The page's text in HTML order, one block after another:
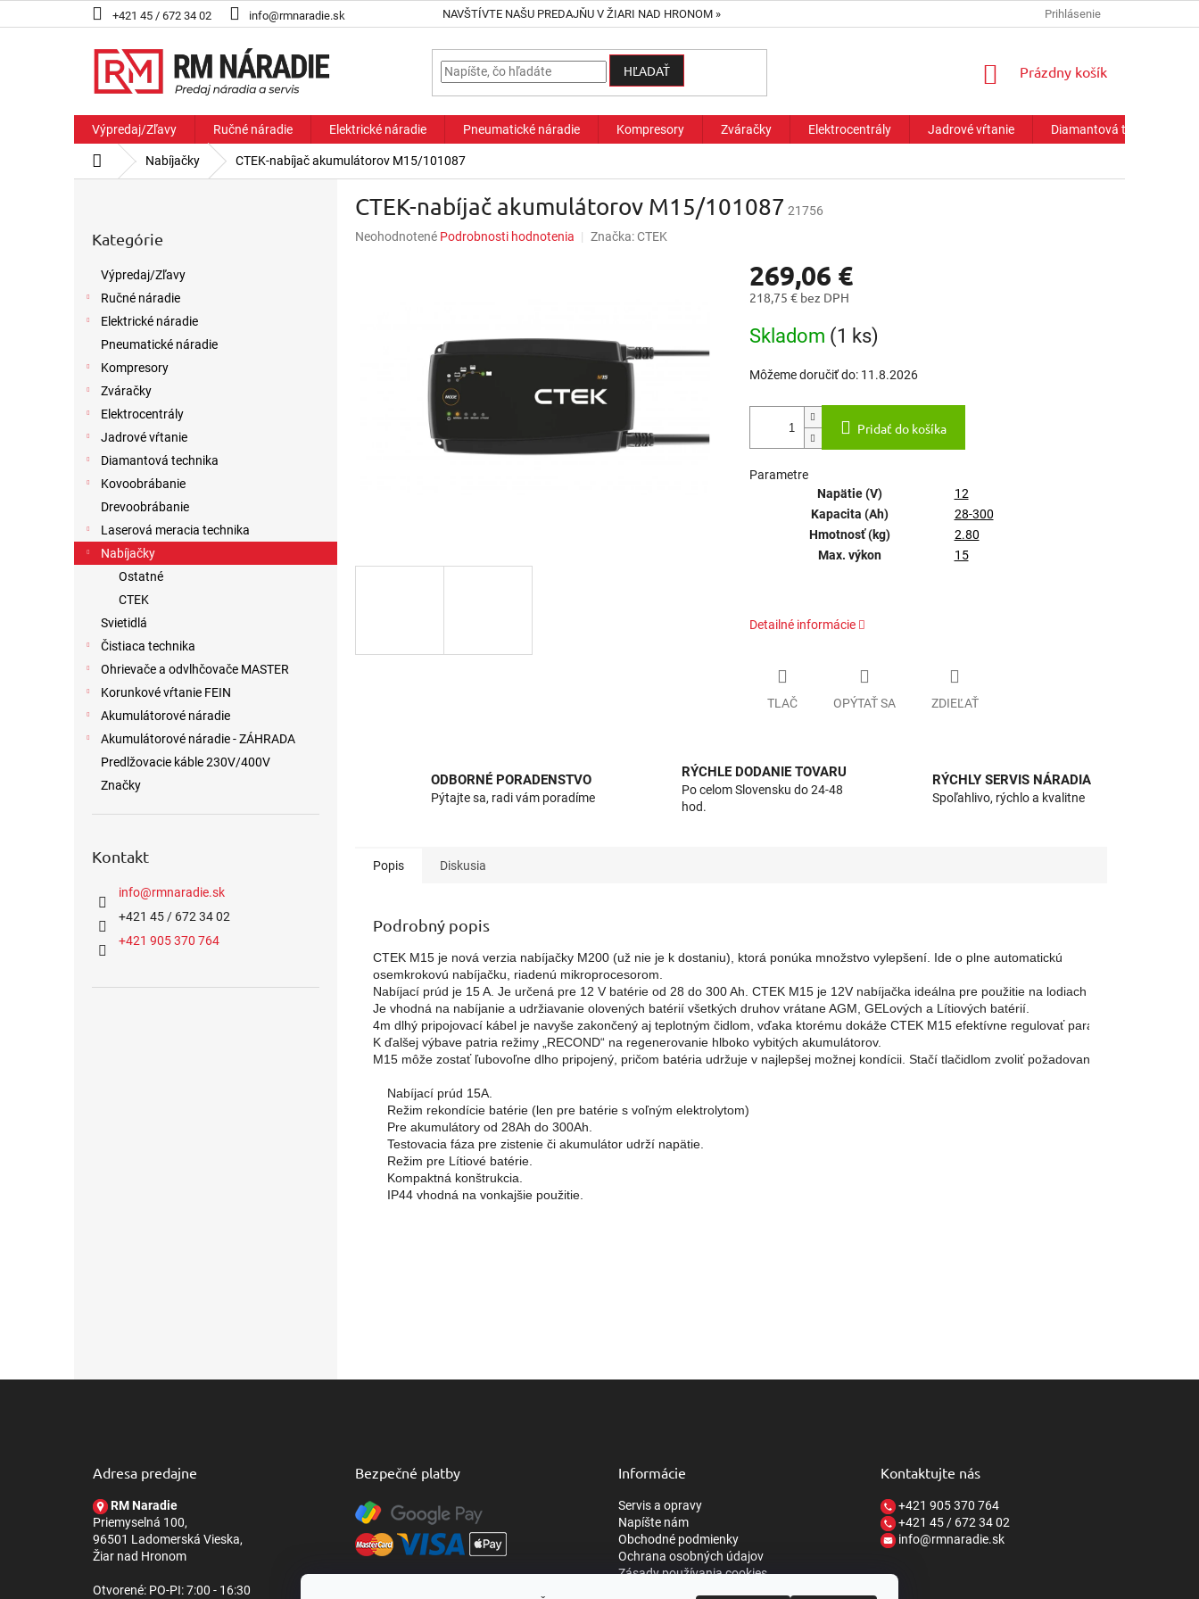
na
+421 45 / 672 34 02 info@rmnaradie.sk NAVŠTÍVTE NAŠU PREDAJŇU V ŽIARI NAD HRONOM » Prihlásenie
HĽADAŤ
NÁKUPNÝ
Prázdny košík
Výpredaj/Zľavy Ručné náradie Elektrické náradie Pneumatické náradie Kompresory Zváračky Elektrocentrály Jadrové vŕtanie Diamantová technika
DomovNabíjačky CTEK-nabíjač akumulátorov M15/101087
kategórie
Kategórie
Výpredaj/Zľavy
Ručné náradie
Elektrické náradie
Pneumatické náradie
Kompresory
Zváračky
Elektrocentrály
Jadrové vŕtanie
Diamantová technika
Kovoobrábanie
Drevoobrábanie
Laserová meracia technika
Nabíjačky
Ostatné
CTEK
Svietidlá
Čistiaca technika
Ohrievače a odvlhčovače MASTER
Korunkové vŕtanie FEIN
Akumulátorové náradie
Akumulátorové náradie - ZÁHRADA
Predlžovacie káble 230V/400V
Značky
Kontakt
info@rmnaradie.sk
+421 45 / 672 34 02
+421 905 370 764
CTEK-nabíjač akumulátorov M15/101087 21756
Priemerné
Neohodnotené Podrobnosti hodnotenia Značka:CTEK
269,06 €
218,75 € bez DPH
cena:
Skladom (1 ks)
Môžeme doručiť do: 11.8.2026
Pridať do košíka
Parametre
Napätie (V)
12
Kapacita (Ah)
28-300
Hmotnosť (kg)
2.80
Max. výkon
15
Detailné informácie
TLAČ OPÝTAŤ SA ZDIEĽAŤ
ODBORNÉ PORADENSTVO
Pýtajte sa, radi vám poradíme
RÝCHLE DODANIE TOVARU
Po celom Slovensku do 24-48
hod.
RÝCHLY SERVIS NÁRADIA
Spoľahlivo, rýchlo a kvalitne
Popis Diskusia
Podrobný popis
CTEK M15 je nová verzia nabíjačky M200 (už nie je k dostaniu), ktorá ponúka množstvo vylepšení. Ide o plne automatickú
osemkrokovú nabíjačku, riadenú mikroprocesorom.
Nabíjací prúd je 15 A. Je určená pre 12 V batérie od 28 do 300 Ah. CTEK M15 je 12V nabíjačka ideálna pre použitie na lodiach a v karavanoch.
Je vhodná na nabíjanie a udržiavanie olovených batérií všetkých druhov vrátane AGM, GELových a Lítiových batérií.
4m dlhý pripojovací kábel je navyše zakončený aj teplotným čidlom, vďaka ktorému dokáže CTEK M15 efektívne regulovať parametre nabíjania.
K ďalšej výbave patria režimy „RECOND“ na regenerovanie hlboko vybitých akumulátorov.
M15 môže zostať ľubovoľne dlho pripojený, pričom batéria udržuje v najlepšej možnej kondícii. Stačí tlačidlom zvoliť požadovaný režim.
    Nabíjací prúd 15A.
    Režim rekondície batérie (len pre batérie s voľným elektrolytom)
    Pre akumulátory od 28Ah do 300Ah.
    Testovacia fáza pre zistenie či akumulátor udrží napätie.
    Režim pre Lítiové batérie.
    Kompaktná konštrukcia.
    IP44 vhodná na vonkajšie použitie.
Adresa predajne
RM Naradie
Priemyselná 100,
96501 Ladomerská Vieska,
Žiar nad Hronom
Otvorené: PO-PI: 7:00 - 16:30
Bezpečné platby Informácie
Servis a opravy
Napíšte nám
Obchodné podmienky
Ochrana osobných údajov
Zásady používania cookies
Kontaktujte nás
+421 905 370 764
+421 45 / 672 34 02
info@rmnaradie.sk